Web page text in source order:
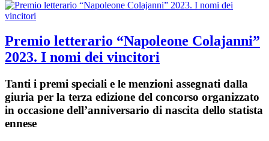
Premio letterario “Napoleone Colajanni”
2023. I nomi dei vincitori
Tanti i premi speciali e le menzioni assegnati dalla
giuria per la terza edizione del concorso organizzato
in occasione dell’anniversario di nascita dello statista
ennese